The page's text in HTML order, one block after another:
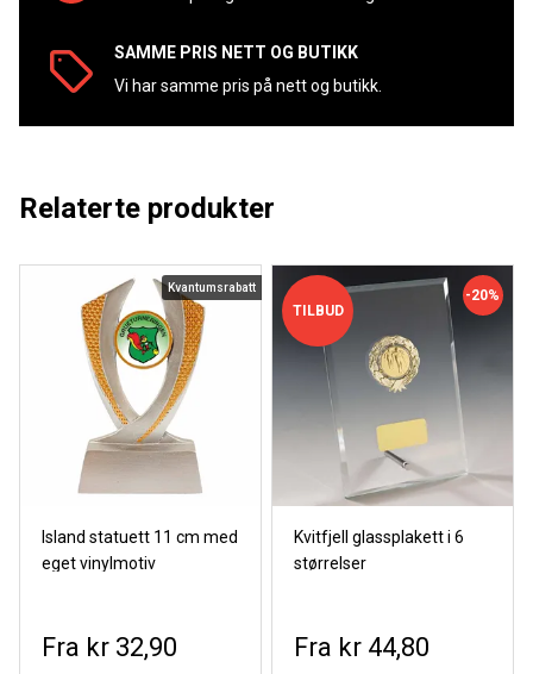
SAMME PRIS NETT OG BUTIKK
Vi har samme pris på nett og butikk.
Relaterte produkter
Kvantumsrabatt
Island statuett 11 cm med
eget vinylmotiv
kr 32,90
TILBUD
Kvitfjell glassplakett i 6
størrelser
-20%
kr 44,80